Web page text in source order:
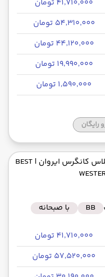
۴۱٬۷۱۰٬۰۰۰ تومان
۵۴٬۳۱۰٬۰۰۰ تومان
۴۴٬۱۲۰٬۰۰۰ تومان
۱۹٬۹۹۰٬۰۰۰ تومان
۱٬۵۹۰٬۰۰۰ تومان
رایگان
کانگرس ایروان | BEST
BB با صبحانه
۴۱٬۷۱۰٬۰۰۰ تومان
۵۷٬۵۲۰٬۰۰۰ تومان